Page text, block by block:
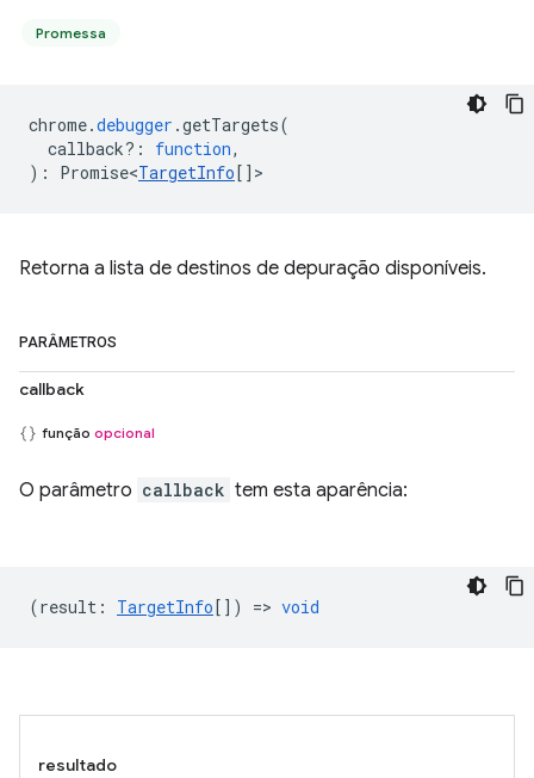
Promessa
chrome.debugger .getTargets(
callback? : function,
) : Promise<TargetInfo[] >
Retorna a lista de destinos de depuração disponíveis.
PARÂMETROS
callback
função opcional
O parâmetro callback tem esta aparência:
(result : TargetInfo[]) => void
resultado